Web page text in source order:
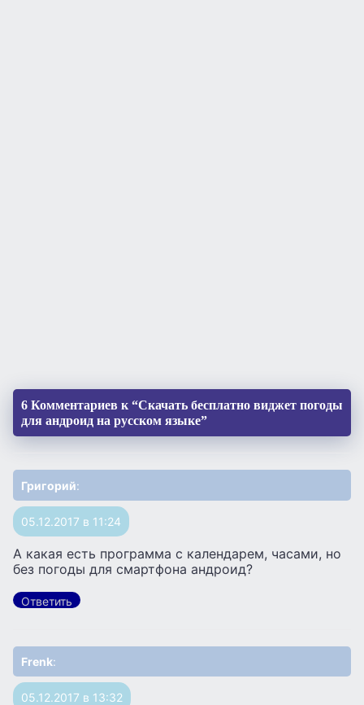
6 Комментариев к “Скачать бесплатно виджет погоды
для андроид на русском языке”
Григорий:
05.12.2017 в 11:24
А какая есть программа с календарем, часами, но
без погоды для смартфона андроид?
Ответить
Frenk:
05.12.2017 в 13:32